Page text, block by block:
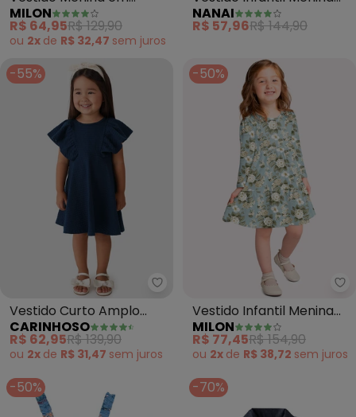
Tricoline (Azul Marinho)
MILON
R$ 64,95R$ 129,90
ou 2x de R$ 32,47 sem juros
Flores (Azul)
NANAI
R$ 57,96R$ 144,90
-55%
Carinhoso - Vestido Curto
Vestido Curto Amplo
(Azul Marinho)
CARINHOSO
R$ 62,95R$ 139,90
ou 2x de R$ 31,47 sem juros
-50%
Vestido Infantil Menina
Flores (Azul)
MILON
R$ 77,45R$ 154,90
ou 2x de R$ 38,72 sem juros
-50% -70%